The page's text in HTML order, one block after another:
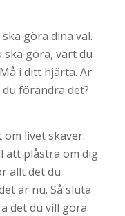
göra dina val.
ska göra, vart du
i ditt hjärta. Är
förändra det?
livet skaver.
att plåstra om dig
allt det du
är nu. Så sluta
det du vill göra